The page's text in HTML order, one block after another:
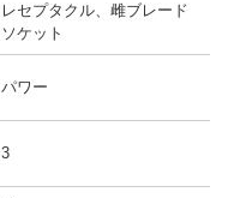
レセプタクル、雌ブレード
ソケット
パワー
3